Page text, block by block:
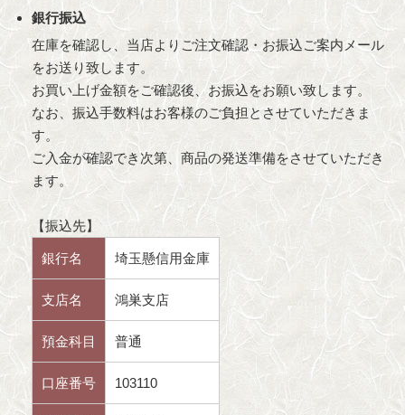
銀行振込
在庫を確認し、当店よりご注文確認・お振込ご案内メール
をお送り致します。
お買い上げ金額をご確認後、お振込をお願い致します。
なお、振込手数料はお客様のご負担とさせていただきま
す。
ご入金が確認でき次第、商品の発送準備をさせていただき
ます。
【振込先】
銀行名 埼玉懸信用金庫
支店名 鴻巣支店
預金科目 普通
口座番号 103110